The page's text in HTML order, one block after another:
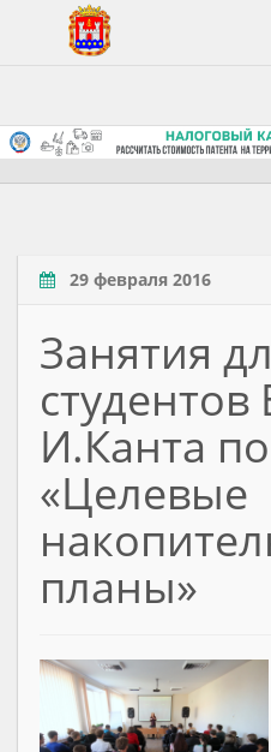
29 февраля 2016
Занятия
И.Канта
«Целевые
планы»